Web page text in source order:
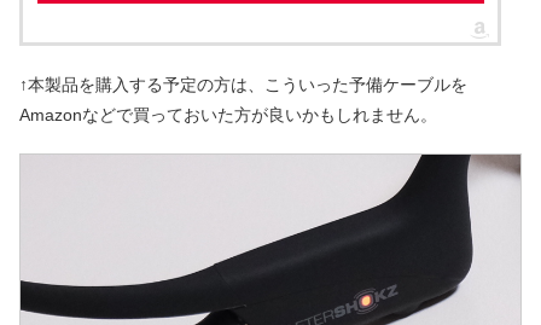
↑本製品を購入する予定の方は、こういった予備ケーブルを
Amazonなどで買っておいた方が良いかもしれません。